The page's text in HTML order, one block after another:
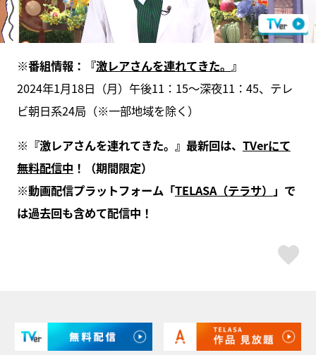
※番組情報：『激レアさんを連れてきた。 』
2024年1月18日（月）午後11：15～深夜11：45、テレ
ビ朝日系24局（※⼀部地域を除く）
※ 『激レアさんを連れてきた。』最新回は、 TVerにて
無料配信中 ！（期間限定）
※動画配信プラットフォーム「TELASA（テラサ） 」で
は過去回も含めて配信中！